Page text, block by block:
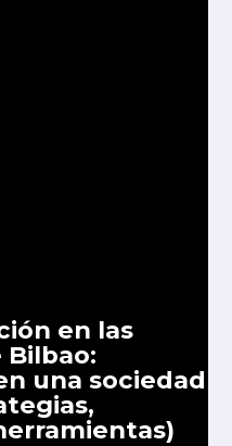
en las
Bilbao:
una sociedad